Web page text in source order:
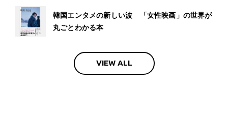
韓国エンタメの新しい波 「女性映画」の世界が
丸ごとわかる本
VIEW ALL